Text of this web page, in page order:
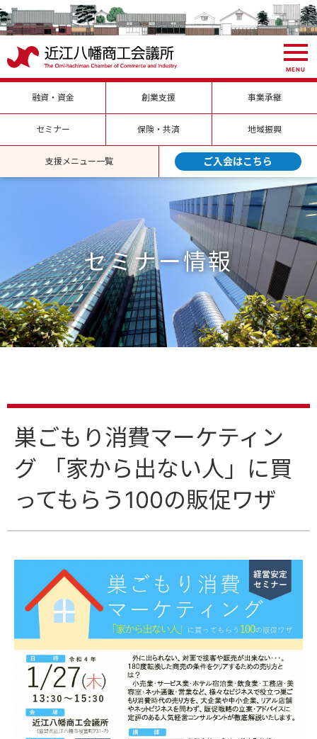
MENU
融資・資金 創業支援 事業承継
セミナー 保険・共済 地域振興
支援メニュー一覧 ご入会はこちら
セミナー情報
巣ごもり消費マーケティン
グ 「家から出ない人」に買
ってもらう100の販促ワザ